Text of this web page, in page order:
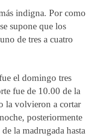
indigna. Por como
supone que los
de tres a cuatro
el domingo tres
fue de 10.00 de la
la volvieron a cortar
posteriormente
la madrugada hasta